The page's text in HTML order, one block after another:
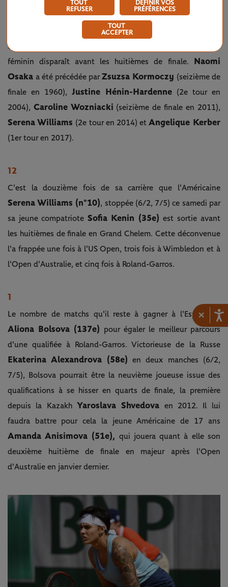
×
Ce n'est que la sixième fois depuis la première édition du
tournoi, en 1925, que la tête de série numéro un du tableau
féminin disparaît avant les huitièmes de finale.
Naomi
Osaka a été précédée parZsuzsa Kormoczy (seizième de
finale en 1960), Justine Hénin-Hardenne(2e tour en
2004), Caroline Wozniacki (seizième de finale en 2011),
Serena Williams (2e tour en 2014) etAngelique Kerber
(1er tour en 2017).
12
C'est la douzième fois de sa carrière que l'Américaine
Serena Williams (n°10), stoppée (6/2, 7/5) ce samedi par
sa jeune compatriote Sofia Kenin (35e)est sortie avant
les huitièmes de finale en Grand Chelem. Cette déconvenue
l'a frappée une fois à l'US Open, trois fois à Wimbledon et à
l'Open d'Australie, et cinq fois à Roland-Garros.
1
Le nombre de matchs qu'il reste à gagner à l'Espagnole
Aliona Bolsova (137e)
pour égaler le meilleur parcours
d'une qualifiée à Roland-Garros. Victorieuse de la Russe
Ekaterina Alexandrova (58e) en deux manches (6/2,
7/5), Bolsova pourrait être la neuvième joueuse issue des
qualifications à se hisser en quarts de finale, la première
depuis la Kazakh Yaroslava Shvedova en 2012. Il lui
faudra battre pour cela la jeune Américaine de 17 ans
Amanda Anisimova (51e),qui jouera quant à elle son
deuxième huitième de finale en majeur après l'Open
d'Australie en janvier dernier.
TOUT
REFUSER
DÉFINIR VOS
PRÉFÉRENCES
TOUT
ACCEPTER